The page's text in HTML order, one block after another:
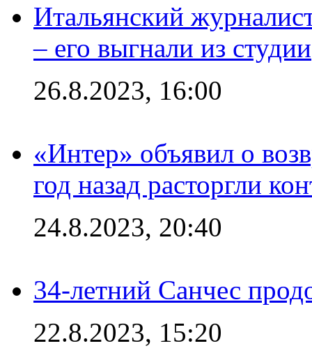
Итальянский
– его выгнали из студии
26.8.2023, 16:00
«Интер» объявил о
год назад расторгли
24.8.2023, 20:40
34-летний Санчес
22.8.2023, 15:20